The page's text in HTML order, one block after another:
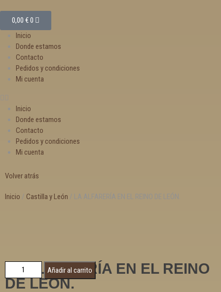
0,00 €0
Inicio
Donde estamos
Contacto
Pedidos y condiciones
Mi cuenta
Inicio
Donde estamos
Contacto
Pedidos y condiciones
Mi cuenta
Volver atrás
Inicio / Castilla y León / LA ALFARERÍA EN EL REINO DE LEÓN.
LA ALFARERÍA EN EL REINO
DE LEÓN.
Añadir al carrito